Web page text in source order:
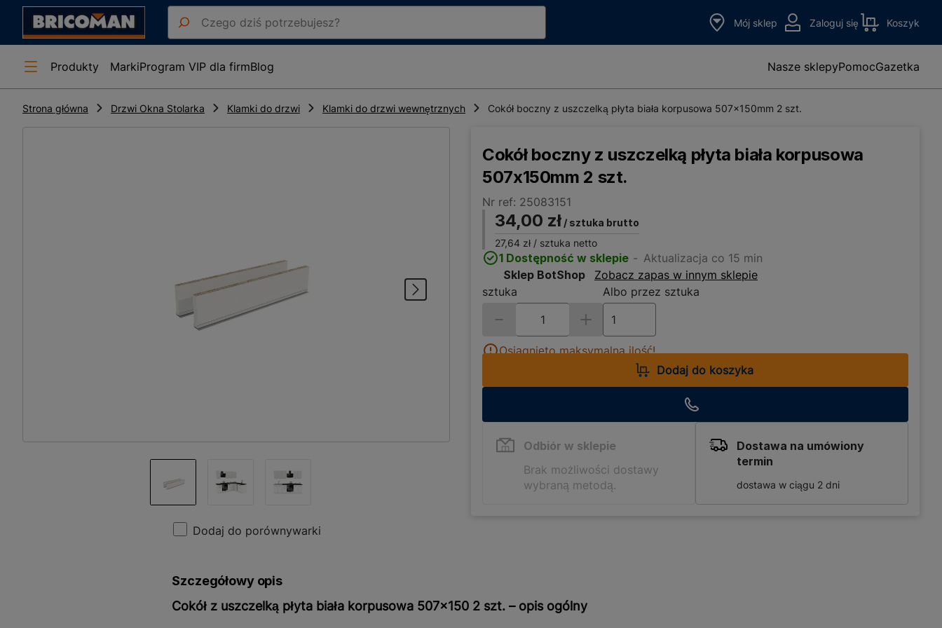
Mój sklep Zaloguj się Koszyk
Produkty MarkiProgram VIP dla firmBlog Nasze sklepyPomocGazetka
Strona główna Drzwi Okna Stolarka Klamki do drzwi Klamki do drzwi wewnętrznych Cokół boczny z uszczelką płyta biała korpusowa 507x150mm 2 szt.
Dodaj do porównywarki
Cokół boczny z uszczelką płyta biała korpusowa
507x150mm 2 szt.
Nr ref: 25083151
34,00 zł / sztuka brutto
27,64 zł / sztuka netto
1 Dostępność w sklepie
Aktualizacja co 15 min
Sklep BotShop
Zobacz zapas w innym sklepie
sztuka
Albo przez sztuka
Osiągnięto maksymalną ilość!
Dodaj do koszyka
Odbiór w sklepie
Brak możliwości dostawy
wybraną metodą.
Dostawa na umówiony
termin
dostawa w ciągu 2 dni
Szczegółowy opis
Cokół z uszczelką płyta biała korpusowa 507x150 2 szt. – opis ogólny